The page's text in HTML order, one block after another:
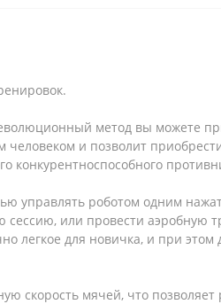
метод вы можете
и позволит
управлять роботом одним
или провести аэробную
легкое для новичка, и при этом
скорость мячей, что позволяет